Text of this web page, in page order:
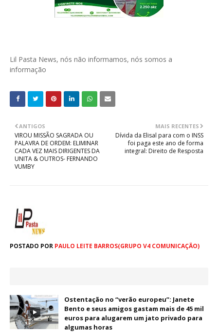
Lil Pasta News, nós não informamos, nós somos a
informação
MAIS RECENTES
Dívida da Elisal para com o INSS
foi paga este ano de forma
integral: Direito de Resposta
ANTIGOS
VIROU MISSÃO SAGRADA OU
PALAVRA DE ORDEM: ELIMINAR
CADA VEZ MAIS DIRIGENTES DA
UNITA & OUTROS- FERNANDO
VUMBY
POSTADO POR PAULO LEITE BARROS(GRUPO V4 COMUNICAÇÃO)
Ostentação no “verão europeu”: Janete
Bento e seus amigos gastam mais de 45 mil
euros para alugarem um jato privado para
algumas horas